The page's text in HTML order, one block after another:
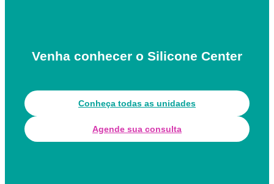
Venha conhecer o Silicone Center
Conheça todas as unidades
Agende sua consulta